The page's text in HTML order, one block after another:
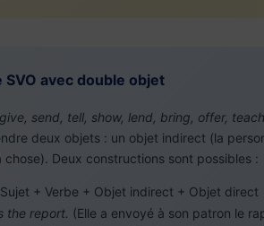
SVO avec double objet
give, send, tell, show, lend, bring, offer,
deux objets : un objet indirect (la
Deux constructions sont possibles :
Sujet + Verbe + Objet indirect + Objet direct
the report. (Elle a envoyé à son patron le